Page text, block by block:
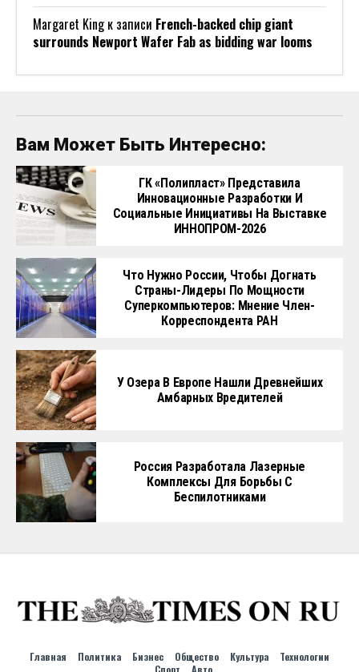
Margaret Kingк записи French-backed chip giant
surrounds Newport Wafer Fab as bidding war looms
Вам Может Быть Интересно:
ГК «Полипласт» Представила
Инновационные Разработки И
Социальные Инициативы На Выставке
ИННОПРОМ-2026
Что Нужно России, Чтобы Догнать
Страны-Лидеры По Мощности
Суперкомпьютеров: Мнение Член-
Корреспондента РАН
У Озера В Европе Нашли Древнейших
Амбарных Вредителей
Россия Разработала Лазерные
Комплексы Для Борьбы С
Беспилотниками
Главная Политика Бизнес Общество Культура
Технологии
Спорт
Авто